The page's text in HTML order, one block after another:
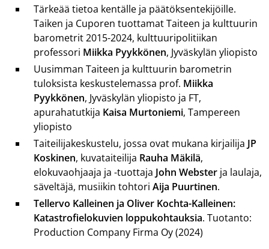
Tärkeää tietoa kentälle ja päätöksentekijöille.
Taiken ja Cuporen tuottamat Taiteen ja kulttuurin
barometrit 2015-2024, kulttuuripolitiikan
professori Miikka Pyykkönen, Jyväskylän yliopisto
Uusimman Taiteen ja kulttuurin barometrin
tuloksista keskustelemassa prof. Miikka
Pyykkönen, Jyväskylän yliopisto ja FT,
apurahatutkija Kaisa Murtoniemi, Tampereen
yliopisto
Taiteilijakeskustelu, jossa ovat mukana kirjailija JP
Koskinen, kuvataiteilija Rauha Mäkilä,
elokuvaohjaaja ja -tuottaja John Webster ja laulaja,
säveltäjä, musiikin tohtori Aija Puurtinen.
Tellervo Kalleinen ja Oliver Kochta-Kalleinen:
Katastrofielokuvien loppukohtauksia. Tuotanto:
Production Company Firma Oy (2024)